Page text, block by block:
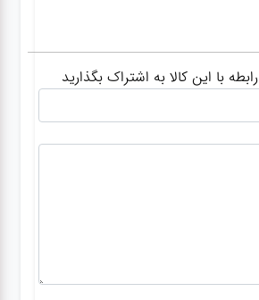
با این کالا به اشتراک بگذارید